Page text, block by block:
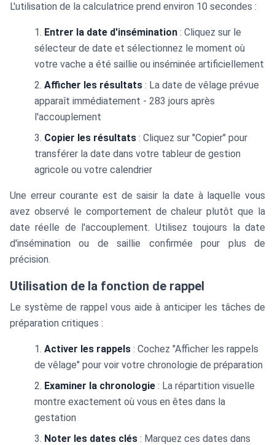
L'utilisation de la calculatrice prend environ 10 secondes :
Entrer la date d'insémination : Cliquez sur le
sélecteur de date et sélectionnez le moment où
votre vache a été saillie ou inséminée artificiellement
Afficher les résultats : La date de vêlage prévue
apparaît immédiatement - 283 jours après
l'accouplement
Copier les résultats : Cliquez sur "Copier" pour
transférer la date dans votre tableur de gestion
agricole ou votre calendrier
Une erreur courante est de saisir la date à laquelle vous
avez observé le comportement de chaleur plutôt que la
date réelle de l'accouplement. Utilisez toujours la date
d'insémination ou de saillie confirmée pour plus de
précision.
Utilisation de la fonction de rappel
Le système de rappel vous aide à anticiper les tâches de
préparation critiques :
Activer les rappels : Cochez "Afficher les rappels
de vêlage" pour voir votre chronologie de préparation
Examiner la chronologie : La répartition visuelle
montre exactement où vous en êtes dans la
gestation
Noter les dates clés : Marquez ces dates dans